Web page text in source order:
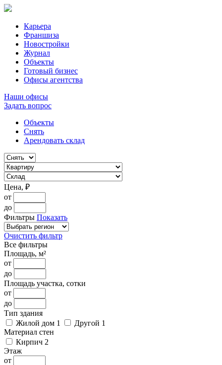
Карьера
Франшиза
Новостройки
Журнал
Объекты
Готовый бизнес
Офисы агентства
Наши офисы
Задать вопрос
Объекты
Снять
Арендовать склад
Цена, ₽
от
до
Фильтры Показать
Очистить фильтр
Все фильтры
Площадь, м²
от
до
Площадь участка, сотки
от
до
Тип здания
Жилой дом 1 Другой 1
Материал стен
Кирпич 2
Этаж
от